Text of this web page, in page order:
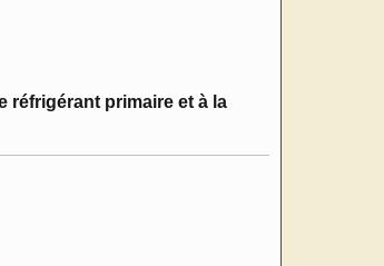
réfrigérant primaire et à la